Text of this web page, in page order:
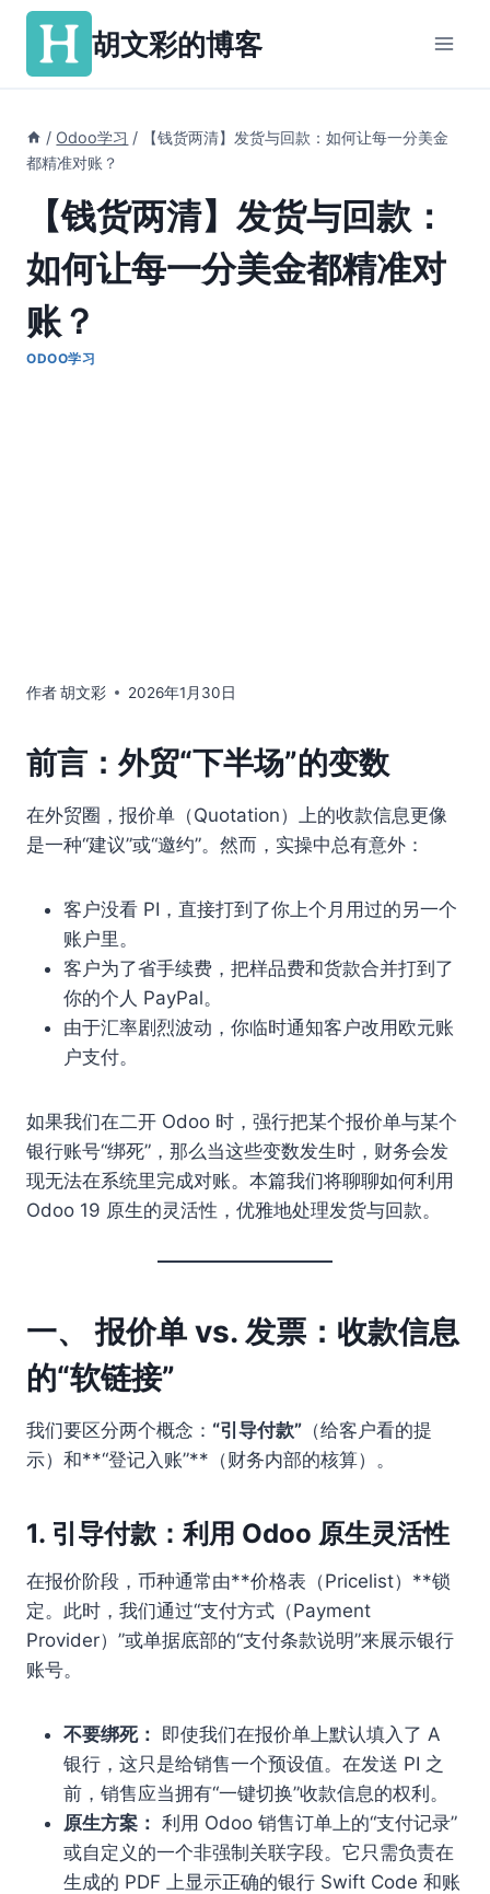
胡文彩的博客
/ Odoo学习 /
【钱货两清】发货与回款：如何让每一分美金
都精准对账？
【钱货两清】发货与回款：
如何让每一分美金都精准对
账？
ODOO学习
作者胡文彩 2026年1月30日
前言：外贸“下半场”的变数
在外贸圈，报价单（Quotation）上的收款信息更像
是一种“建议”或“邀约”。然而，实操中总有意外：
客户没看 PI，直接打到了你上个月用过的另一个
账户里。
客户为了省手续费，把样品费和货款合并打到了
你的个人 PayPal。
由于汇率剧烈波动，你临时通知客户改用欧元账
户支付。
如果我们在二开 Odoo 时，强行把某个报价单与某个
银行账号“绑死”，那么当这些变数发生时，财务会发
现无法在系统里完成对账。本篇我们将聊聊如何利用
Odoo 19 原生的灵活性，优雅地处理发货与回款。
一、 报价单 vs. 发票：收款信息
的“软链接”
我们要区分两个概念： “引导付款” （给客户看的提
示）和**“登记入账”**（财务内部的核算）。
1. 引导付款：利用 Odoo 原生灵活性
在报价阶段，币种通常由**价格表（Pricelist）**锁
定。此时，我们通过“支付方式（Payment
Provider）”或单据底部的“支付条款说明”来展示银行
账号。
不要绑死： 即使我们在报价单上默认填入了 A
银行，这只是给销售一个预设值。在发送 PI 之
前，销售应当拥有“一键切换”收款信息的权利。
原生方案： 利用 Odoo 销售订单上的“支付记录”
或自定义的一个非强制关联字段。它只需负责在
生成的 PDF 上显示正确的银行 Swift Code 和账